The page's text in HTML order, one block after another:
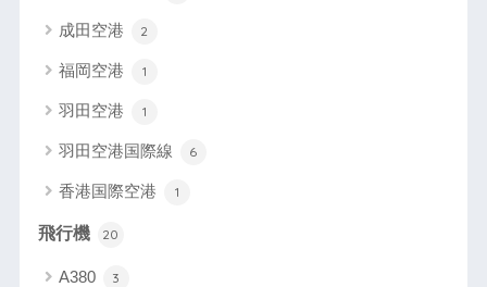
成田空港 2
福岡空港 1
羽田空港 1
羽田空港国際線 6
香港国際空港 1
飛行機 20
A380 3